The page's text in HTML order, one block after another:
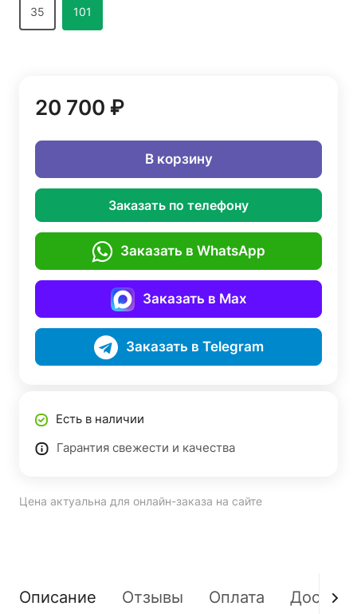
35 101
20 700 ₽
В корзину
Заказать по телефону
Заказать в WhatsApp
Заказать в Max
Заказать в Telegram
Есть в наличии
Гарантия свежести и качества
Цена актуальна для онлайн-заказа на сайте
Описание Отзывы Оплата